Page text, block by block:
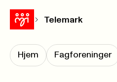
Telemark
Hjem Fagforeninger